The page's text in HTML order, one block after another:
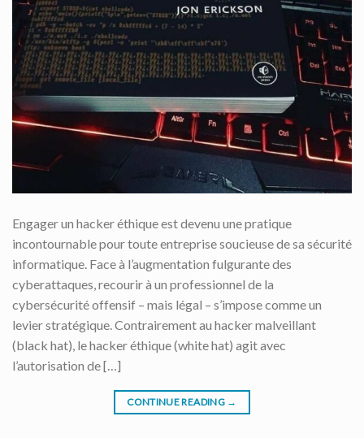
Engager un hacker éthique est devenu une pratique
incontournable pour toute entreprise soucieuse de sa sécurité
informatique. Face à l’augmentation fulgurante des
cyberattaques, recourir à un professionnel de la
cybersécurité offensif – mais légal – s’impose comme un
levier stratégique. Contrairement au hacker malveillant
(black hat), le hacker éthique (white hat) agit avec
l’autorisation de […]
CONTINUE READING →